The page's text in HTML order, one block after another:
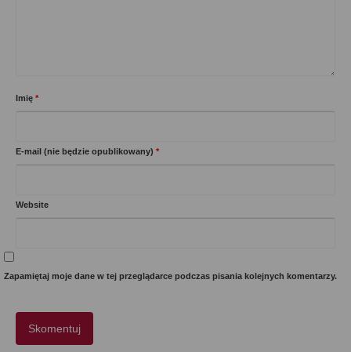
Imię *
E-mail (nie będzie opublikowany) *
Website
Zapamiętaj moje dane w tej przeglądarce podczas pisania kolejnych komentarzy.